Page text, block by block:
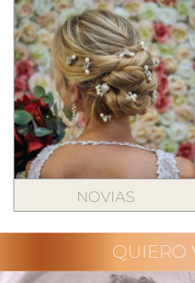
NOVIAS
QUIERO